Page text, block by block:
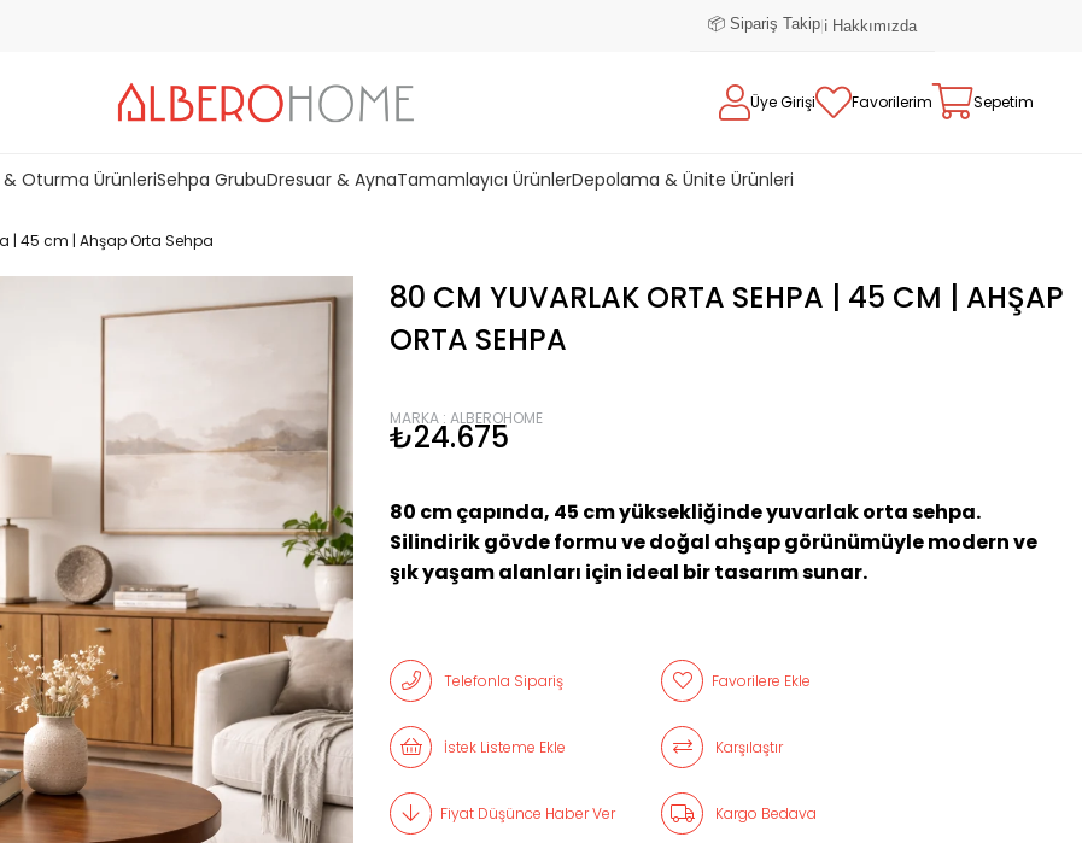
📦 Sipariş Takip ℹ️ Hakkımızda
Üye Girişi Favorilerim Sepetim
Oturma ÜrünleriSehpa GrubuDresuar & AynaTamamlayıcı ÜrünlerDepolama & Ünite Ürünleri
| 45 cm | Ahşap Orta Sehpa
80 CM YUVARLAK ORTA SEHPA | 45 CM | AHŞAP
ORTA SEHPA
MARKA : ALBEROHOME
₺24.675
80 cm çapında, 45 cm yüksekliğinde yuvarlak orta sehpa.
Silindirik gövde formu ve doğal ahşap görünümüyle modern ve
şık yaşam alanları için ideal bir tasarım sunar.
Telefonla Sipariş Favorilere Ekle
İstek Listeme Ekle Karşılaştır
Fiyat Düşünce Haber Ver Kargo Bedava